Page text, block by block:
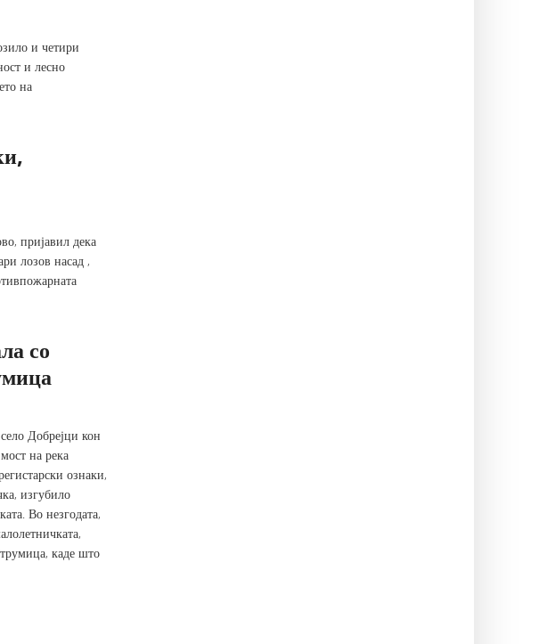
и четири
и лесно
на
пријавил дека
лозов насад ,
со
Добрејци кон
на река
ознаки,
изгубило
Во незгодата,
каде што